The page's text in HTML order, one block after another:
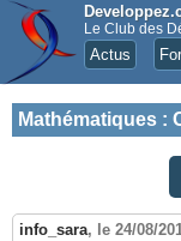
Le Club des
Actus
Mathématiques :
info_sara, le 24/08/